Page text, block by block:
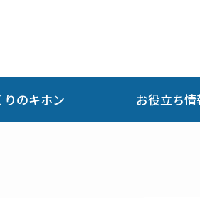
りのキホン お役立ち情